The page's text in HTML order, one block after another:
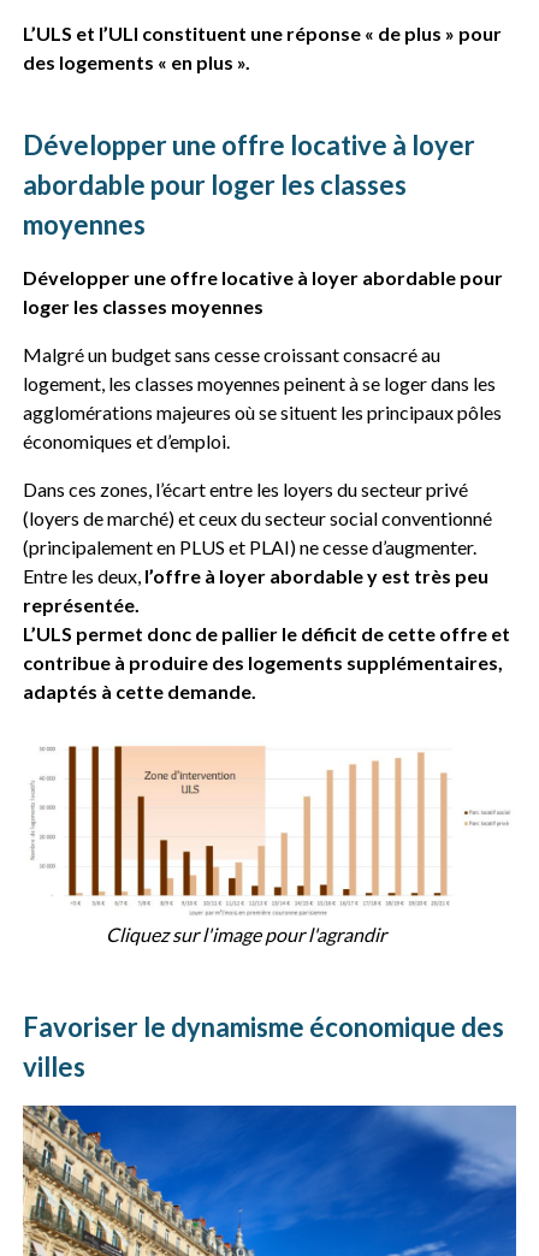
L’ULS et l’ULI constituent une réponse « de plus » pour
des logements « en plus ».
Développer une offre locative à loyer
abordable pour loger les classes
moyennes
Développer une offre locative à loyer abordable pour
loger les classes moyennes
Malgré un budget sans cesse croissant consacré au
logement, les classes moyennes peinent à se loger dans les
agglomérations majeures où se situent les principaux pôles
économiques et d’emploi.
Dans ces zones, l’écart entre les loyers du secteur privé
(loyers de marché) et ceux du secteur social conventionné
(principalement en PLUS et PLAI) ne cesse d’augmenter.
Entre les deux, l’offre à loyer abordable y est très peu
représentée.
L’ULS permet donc de pallier le déficit de cette offre et
contribue à produire des logements supplémentaires,
adaptés à cette demande.
Cliquez sur l'image pour l'agrandir
Favoriser le dynamisme économique des
villes